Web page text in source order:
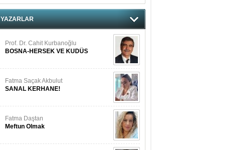
YAZARLAR
Sevgi Karaman
NAMUSLU?
Prof. Dr. Cahit Kurbanoğlu
BOSNA-HERSEK VE KUDÜS
Fatma Saçak Akbulut
SANAL KERHANE!
Fatma Daştan
Meftun Olmak